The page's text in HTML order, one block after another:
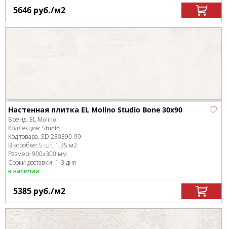
5646 руб./м2
Настенная плитка EL Molino Studio Bone 30x90
Бренд: EL Molino
Коллекция: Studio
Код товара: SD-250390-99
В коробке: 5 шт, 1.35 м2
Размер: 900x300 мм
Сроки доставки: 1-3 дня
в наличии
5385 руб./м2